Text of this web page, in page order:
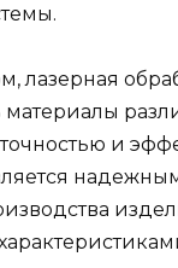
лазерная
материалы
и